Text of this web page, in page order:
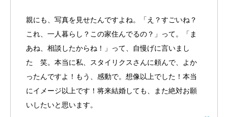
親にも、写真を見せたんですよね。「え？すごいね？
これ、一人暮らし？この家住んでるの？」って。「ま
あね、相談したからね！」って、自慢げに言いまし
た 笑。本当に私、スタイリクスさんに頼んで、よか
ったんですよ！もう、感動で。想像以上でした！本当
にイメージ以上です！将来結婚しても、また絶対お願
いしたいと思います。